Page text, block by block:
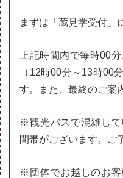
まずは「蔵見学受付」
上記時間内で毎時00
（12時00分～13時00
す。また、最終のご案
※観光バスで混雑し
間帯がございます。ご
※団体でお越しのお